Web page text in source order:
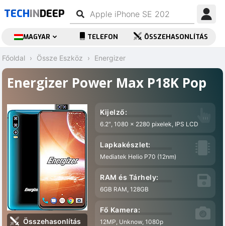
TECHINDEEP
MAGYAR TELEFON ÖSSZEHASONLÍTÁS
Főoldal Össze Eszköz Energizer
Energizer Power Max P18K Pop
Összehasonlítás
Kijelző:
6.2″, 1080 x 2280 pixelek, IPS LCD
Lapkakészlet:
Mediatek Helio P70 (12nm)
RAM és Tárhely:
6GB RAM, 128GB
Fő Kamera:
12MP, Unknow, 1080p